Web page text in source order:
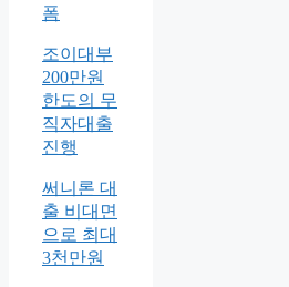
폼
조이대부
200만원
한도의 무
직자대출
진행
써니론 대
출 비대면
으로 최대
3천만원